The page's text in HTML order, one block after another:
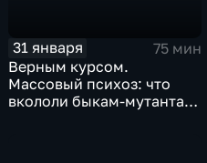
31 января
75 мин
Верным курсом.
Массовый психоз: что
вкололи быкам-мутантам,